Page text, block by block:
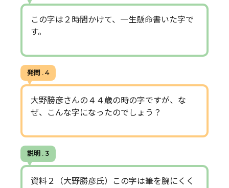
この字は２時間かけて、一生懸命書いた字で
す。
発問 . 4
大野勝彦さんの４４歳の時の字ですが、な
ぜ、こんな字になったのでしょう？
説明 . 3
資料２（大野勝彦氏）この字は筆を腕にくく